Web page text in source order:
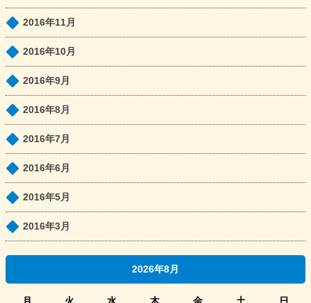
2016年11月
2016年10月
2016年9月
2016年8月
2016年7月
2016年6月
2016年5月
2016年3月
2026年8月